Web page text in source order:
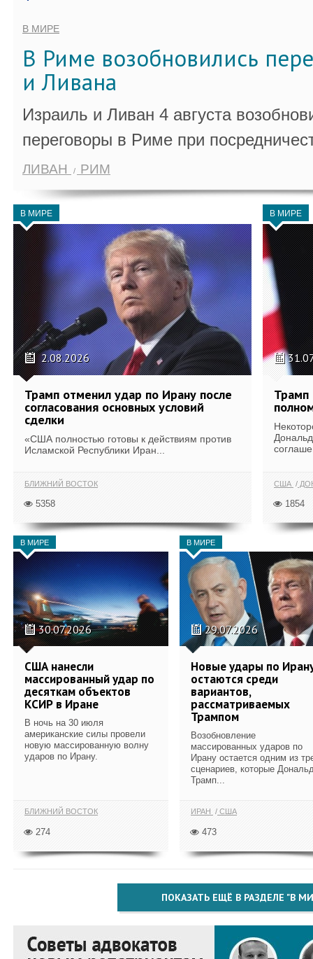
В МИРЕ
В Риме возобновились
и Ливана
Израиль и Ливан 4 августа
переговоры в Риме при
ЛИВАН РИМ
В МИРЕ
2.08.2026
Трамп отменил удар по Ирану после
согласования основных условий
сделки
«США полностью готовы к действиям против
Исламской Республики Иран...
БЛИЖНИЙ ВОСТОК
5358
В МИРЕ
Трамп
США
1854
В МИРЕ
30.07.2026
США нанесли
массированный удар по
десяткам объектов
КСИР в Иране
В ночь на 30 июля
американские силы провели
новую массированную волну
ударов по Ирану.
БЛИЖНИЙ ВОСТОК
274
В МИРЕ
29.07.2026
Новые удары по
остаются среди
вариантов,
рассматриваемых
Трампом
Возобновление
массированных ударов по
Ирану остается одним из
сценариев, которые
Трамп...
ИРАН США
473
ПОКАЗАТЬ ЕЩЁ В РАЗДЕЛЕ "В